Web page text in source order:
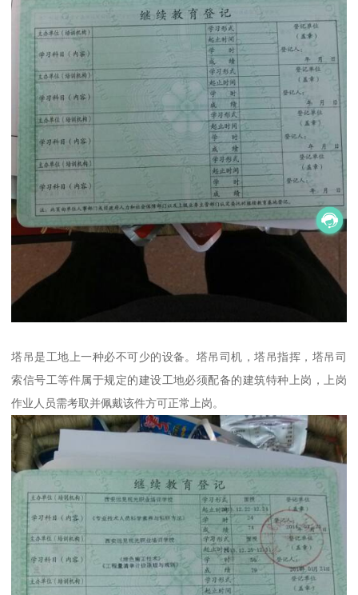
塔吊是工地上一种必不可少的设备。塔吊司机，塔吊指挥，塔吊司
索信号工等件属于规定的建设工地必须配备的建筑特种上岗，上岗
作业人员需考取并佩戴该件方可正常上岗。